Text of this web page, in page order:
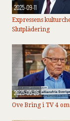
2025-09-11
Expressens
Slutplädering
2025-05-26
Ove Bring i TV 4